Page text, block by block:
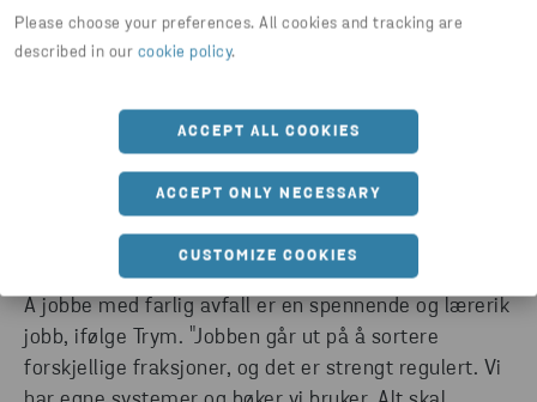
Please choose your preferences. All cookies and tracking are
described in our cookie policy.
ACCEPT ALL COOKIES
ACCEPT ONLY NECESSARY
CUSTOMIZE COOKIES
han.
utrolig bra. "Det er høyt under taket, og vi har det
veldig fint på jobb. Alle støtter hverandre og
samarbeider for å nå felles mål, uansett avdeling.
Man føler seg veldig velkommen når man kommer
hit," sier han.
Å jobbe med farlig avfall er en spennende og lærerik
jobb, ifølge Trym. "Jobben går ut på å sortere
forskjellige fraksjoner, og det er strengt regulert. Vi